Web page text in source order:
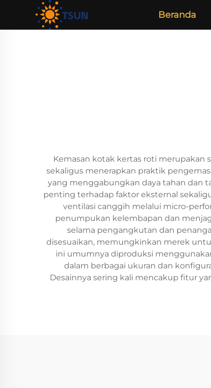
Beranda
Kemasan kotak kertas roti merupakan
sekaligus menerapkan praktik
yang menggabungkan daya tahan dan
penting terhadap faktor eksternal
ventilasi canggih melalui micro-
penumpukan kelembapan dan
selama pengangkutan dan
disesuaikan, memungkinkan merek
ini umumnya diproduksi
dalam berbagai ukuran dan
Desainnya sering kali mencakup fitur